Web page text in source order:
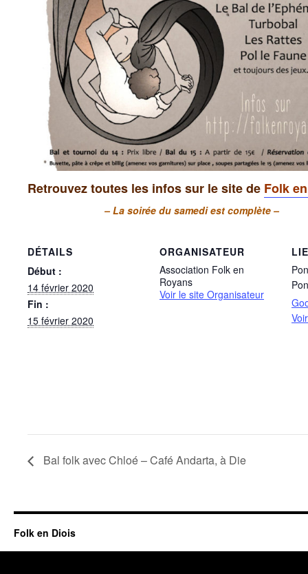
Retrouvez toutes les infos sur le site de Folk
– La soirée du samedi est complète –
DÉTAILS
Début :
14 février 2020
Fin :
15 février 2020
ORGANISATEUR
Association Folk en
Royans
Voir le site Organisateur
Bal folk avec Chloé – Café Andarta, à Die
Folk en Diois